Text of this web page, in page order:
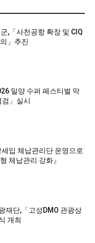
,「사천공항 확장 및 CIQ
」추진
밀양 수퍼 페스티벌 막
검」실시
입 체납관리단 운영으로
체납관리 강화』
재단,「고성DMO 관광상
개최